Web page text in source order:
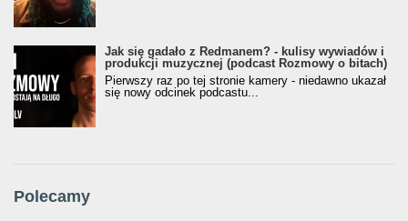
Jak się gadało z Redmanem? - kulisy wywiadów i
produkcji muzycznej (podcast Rozmowy o bitach)
Pierwszy raz po tej stronie kamery - niedawno ukazał
się nowy odcinek podcastu...
Polecamy